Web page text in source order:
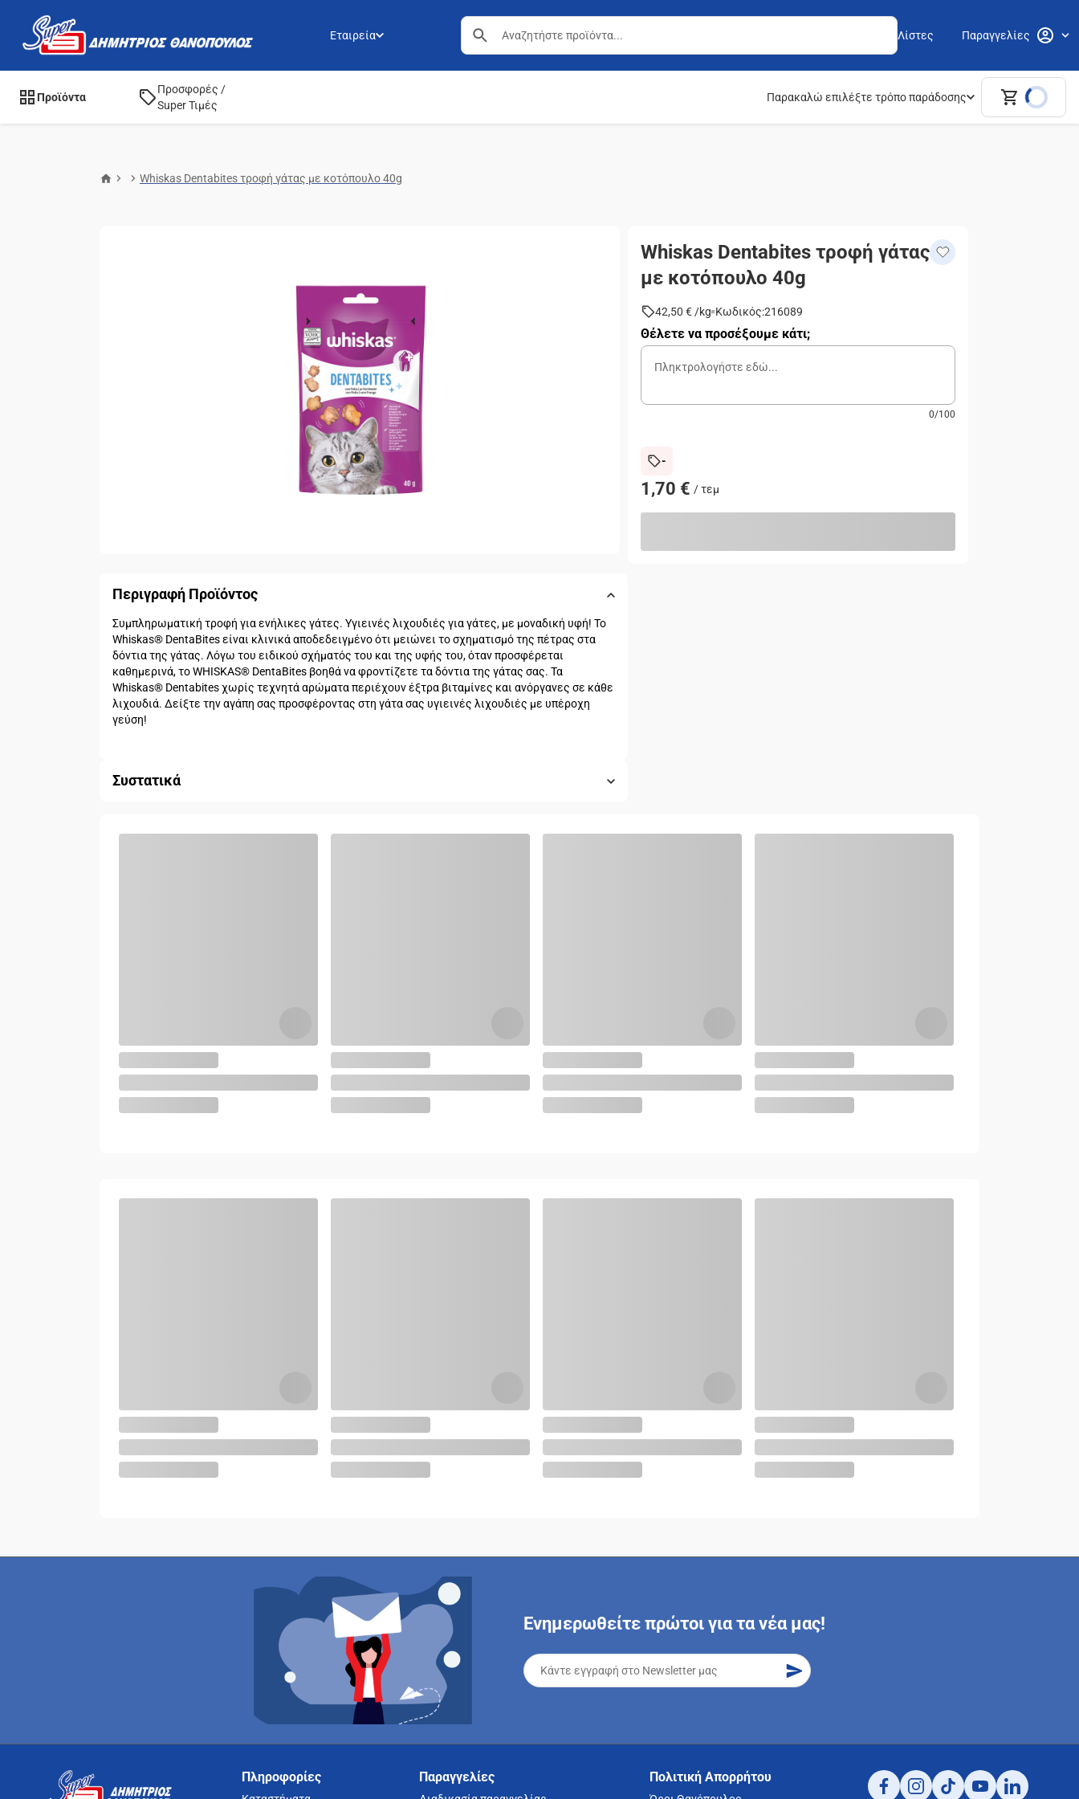
Εταιρεία Λίστες Παραγγελίες
Προϊόντα
Προσφορές /
Super Τιμές
Παρακαλώ επιλέξτε τρόπο παράδοσης
Whiskas Dentabites τροφή γάτας με κοτόπουλο 40g
Περιγραφή Προϊόντος
Συμπληρωματική τροφή για ενήλικες γάτες. Υγιεινές λιχουδιές για γάτες, με μοναδική υφή! Το
Whiskas® DentaBites είναι κλινικά αποδεδειγμένο ότι μειώνει το σχηματισμό της πέτρας στα
δόντια της γάτας. Λόγω του ειδικού σχήματός του και της υφής του, όταν προσφέρεται
καθημερινά, το WHISKAS® DentaBites βοηθά να φροντίζετε τα δόντια της γάτας σας. Τα
Whiskas® Dentabites χωρίς τεχνητά αρώματα περιέχουν έξτρα βιταμίνες και ανόργανες σε κάθε
λιχουδιά. Δείξτε την αγάπη σας προσφέροντας στη γάτα σας υγιεινές λιχουδιές με υπέροχη
γεύση!
Συστατικά
Whiskas Dentabites τροφή γάτας
με κοτόπουλο 40g
42,50 €/kg Κωδικός:216089
Θέλετε να προσέξουμε κάτι;
0/100
-
1,70 € /τεμ
Ενημερωθείτε πρώτοι για τα νέα μας!
Πληροφορίες Παραγγελίες Πολιτική Απορρήτου